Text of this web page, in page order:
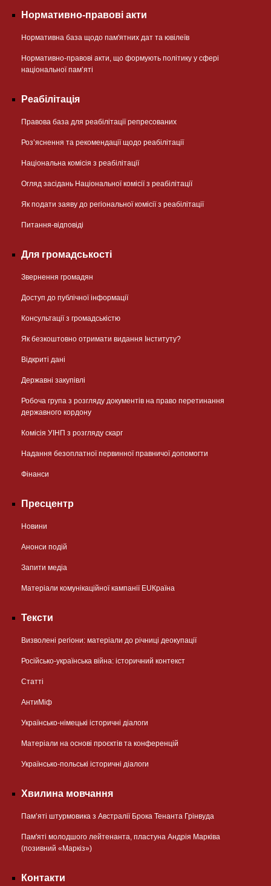
Нормативно-правові акти
Нормативна база щодо пам'ятних дат та ювілеїв
Нормативно-правові акти, що формують політику у сфері
національної памʼяті
Реабілітація
Правова база для реабілітації репресованих
Розʼяснення та рекомендації щодо реабілітації
Національна комісія з реабілітації
Огляд засідань Національної комісії з реабілітації
Як подати заяву до регіональної комісії з реабілітації
Питання-відповіді
Для громадськості
Звернення громадян
Доступ до публічної інформації
Консультації з громадськістю
Як безкоштовно отримати видання Інституту?
Відкриті дані
Державні закупівлі
Робоча група з розгляду документів на право перетинання
державного кордону
Комісія УІНП з розгляду скарг
Надання безоплатної первинної правничої допомогти
Фінанси
Пресцентр
Новини
Анонси подій
Запити медіа
Матеріали комунікаційної кампанії EUКраїна
Тексти
Визволені регіони: матеріали до річниці деокупації
Російсько-українська війна: історичний контекст
Статті
АнтиМіф
Українсько-німецькі історичні діалоги
Матеріали на основі проєктів та конференцій
Українсько-польські історичні діалоги
Хвилина мовчання
Пам’яті штурмовика з Австралії Брока Тенанта Грінвуда
Пам'яті молодшого лейтенанта, пластуна Андрія Марківа
(позивний «Маркіз»)
Контакти